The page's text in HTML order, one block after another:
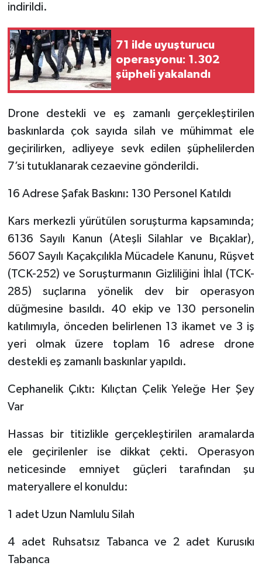
indirildi.
71 ilde uyuşturucu
operasyonu: 1.302
şüpheli yakalandı
Drone destekli ve eş zamanlı gerçekleştirilen
baskınlarda çok sayıda silah ve mühimmat ele
geçirilirken, adliyeye sevk edilen şüphelilerden
7’si tutuklanarak cezaevine gönderildi.
​16 Adrese Şafak Baskını: 130 Personel Katıldı
​Kars merkezli yürütülen soruşturma kapsamında;
6136 Sayılı Kanun (Ateşli Silahlar ve Bıçaklar),
5607 Sayılı Kaçakçılıkla Mücadele Kanunu, Rüşvet
(TCK-252) ve Soruşturmanın Gizliliğini İhlal (TCK-
285) suçlarına yönelik dev bir operasyon
düğmesine basıldı. 40 ekip ve 130 personelin
katılımıyla, önceden belirlenen 13 ikamet ve 3 iş
yeri olmak üzere toplam 16 adrese drone
destekli eş zamanlı baskınlar yapıldı.
​Cephanelik Çıktı: Kılıçtan Çelik Yeleğe Her Şey
Var
​Hassas bir titizlikle gerçekleştirilen aramalarda
ele geçirilenler ise dikkat çekti. Operasyon
neticesinde emniyet güçleri tarafından şu
materyallere el konuldu:
​1 adet Uzun Namlulu Silah
​4 adet Ruhsatsız Tabanca ve 2 adet Kurusıkı
Tabanca